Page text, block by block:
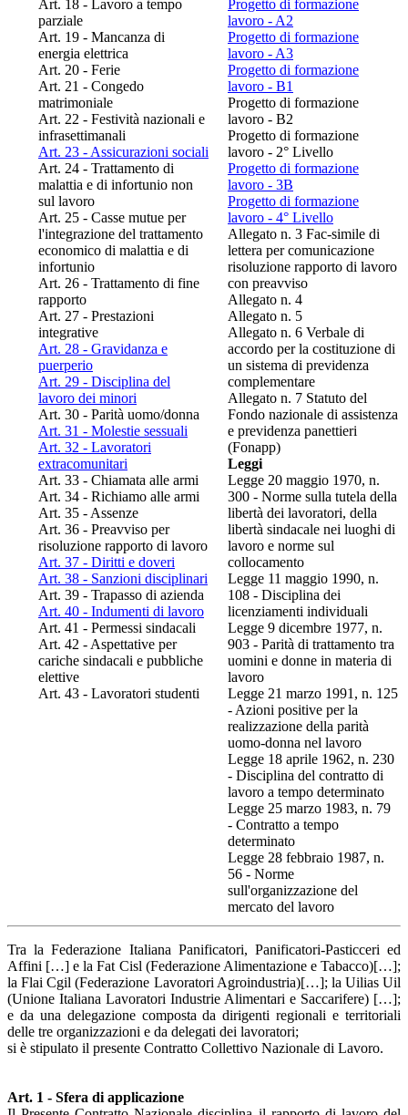
Art. 18 - Lavoro a tempo
parziale
Art. 19 - Mancanza di
energia elettrica
Art. 20 - Ferie
Art. 21 - Congedo
matrimoniale
Art. 22 - Festività nazionali e
infrasettimanali
Art. 23 - Assicurazioni sociali
Art. 24 - Trattamento di
malattia e di infortunio non
sul lavoro
Art. 25 - Casse mutue per
l'integrazione del trattamento
economico di malattia e di
infortunio
Art. 26 - Trattamento di fine
rapporto
Art. 27 - Prestazioni
integrative
Art. 28 - Gravidanza e
puerperio
Art. 29 - Disciplina del
lavoro dei minori
Art. 30 - Parità uomo/donna
Art. 31 - Molestie sessuali
Art. 32 - Lavoratori
extracomunitari
Art. 33 - Chiamata alle armi
Art. 34 - Richiamo alle armi
Art. 35 - Assenze
Art. 36 - Preavviso per
risoluzione rapporto di lavoro
Art. 37 - Diritti e doveri
Art. 38 - Sanzioni disciplinari
Art. 39 - Trapasso di azienda
Art. 40 - Indumenti di lavoro
Art. 41 - Permessi sindacali
Art. 42 - Aspettative per
cariche sindacali e pubbliche
elettive
Art. 43 - Lavoratori studenti
Progetto di formazione
lavoro - A2
Progetto di formazione
lavoro - A3
Progetto di formazione
lavoro - B1
Progetto di formazione
lavoro - B2
Progetto di formazione
lavoro - 2° Livello
Progetto di formazione
lavoro - 3B
Progetto di formazione
lavoro - 4° Livello
Allegato n. 3 Fac-simile di
lettera per comunicazione
risoluzione rapporto di lavoro
con preavviso
Allegato n. 4
Allegato n. 5
Allegato n. 6 Verbale di
accordo per la costituzione di
un sistema di previdenza
complementare
Allegato n. 7 Statuto del
Fondo nazionale di assistenza
e previdenza panettieri
(Fonapp)
Leggi
Legge 20 maggio 1970, n.
300 - Norme sulla tutela della
libertà dei lavoratori, della
libertà sindacale nei luoghi di
lavoro e norme sul
collocamento
Legge 11 maggio 1990, n.
108 - Disciplina dei
licenziamenti individuali
Legge 9 dicembre 1977, n.
903 - Parità di trattamento tra
uomini e donne in materia di
lavoro
Legge 21 marzo 1991, n. 125
- Azioni positive per la
realizzazione della parità
uomo-donna nel lavoro
Legge 18 aprile 1962, n. 230
- Disciplina del contratto di
lavoro a tempo determinato
Legge 25 marzo 1983, n. 79
- Contratto a tempo
determinato
Legge 28 febbraio 1987, n.
56 - Norme
sull'organizzazione del
mercato del lavoro
Tra la Federazione Italiana Panificatori, Panificatori-Pasticceri ed
Affini […] e la Fat Cisl (Federazione Alimentazione e Tabacco)[…];
la Flai Cgil (Federazione Lavoratori Agroindustria)[…]; la Uilias Uil
(Unione Italiana Lavoratori Industrie Alimentari e Saccarifere) […];
e da una delegazione composta da dirigenti regionali e territoriali
delle tre organizzazioni e da delegati dei lavoratori;
si è stipulato il presente Contratto Collettivo Nazionale di Lavoro.
Art. 1 - Sfera di applicazione